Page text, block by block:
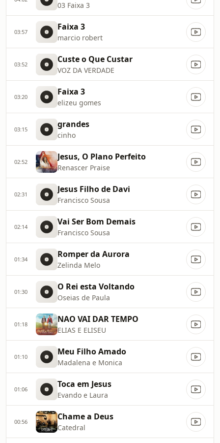
03 Faixa 3
03:57 Faixa 3
marcio robert
03:52 Custe o Que Custar
VOZ DA VERDADE
03:20 Faixa 3
elizeu gomes
03:15 grandes
cinho
02:52 Jesus, O Plano Perfeito
Renascer Praise
02:31 Jesus Filho de Davi
Francisco Sousa
02:14 Vai Ser Bom Demais
Francisco Sousa
01:34 Romper da Aurora
Zelinda Melo
01:30 O Rei esta Voltando
Oseias de Paula
01:18 NAO VAI DAR TEMPO
ELIAS E ELISEU
01:10 Meu Filho Amado
Madalena e Monica
01:06 Toca em Jesus
Evando e Laura
00:56 Chame a Deus
Catedral